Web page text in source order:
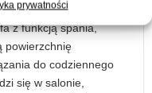
prywatnościna
z funkcją spania,
powierzchnię
do codziennego
się w salonie,